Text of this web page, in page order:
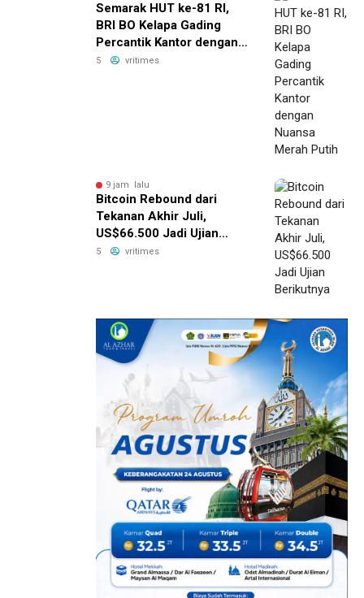
Semarak HUT ke-81 RI,
BRI BO Kelapa Gading
Percantik Kantor dengan
Nuansa Merah Putih
5 vritimes
9 jam lalu
Bitcoin Rebound dari
Tekanan Akhir Juli,
US$66.500 Jadi Ujian
Berikutnya
5 vritimes